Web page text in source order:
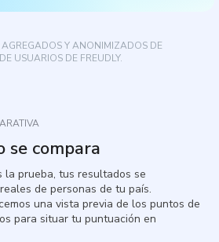
Y ANONIMIZADOS DE
USUARIOS DE FREUDLY.
se compara
la prueba, tus resultados se
de personas de tu país.
una vista previa de los puntos de
para situar tu puntuación en